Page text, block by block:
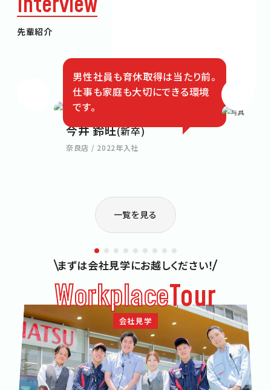
先輩紹介
一覧を見る
男性社員も育休取得は当たり前。
仕事も家庭も大切にできる環境
です。
営業
今井 鈴旺(新卒)
奈良店 / 2022年入社
まずは会社見学にお越しください！
WorkplaceTour
会社見学